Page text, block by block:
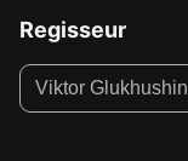
Regisseur
Viktor Glukhushin